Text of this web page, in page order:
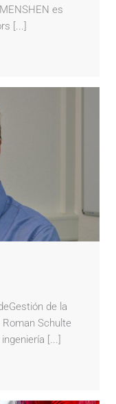
es
[...]
de la
Schulte
[...]